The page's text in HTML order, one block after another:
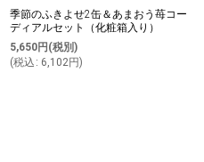
季節のふきよせ2缶＆あまおう苺コー
ディアルセット（化粧箱入り）
5,650円 (税別)
(税込 : 6,102円)